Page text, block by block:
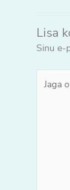
Lisa
Sinu e-
oma